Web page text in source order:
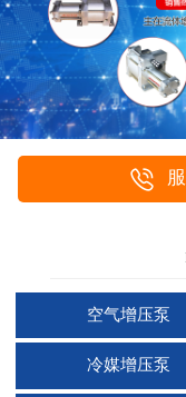
空气增压泵
冷媒增压泵